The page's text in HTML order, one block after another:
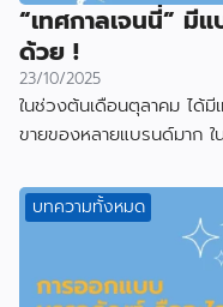
“เทศกาลเจนนี่” มี
ด้วย !
23/10/2025
ในช่วงต้นเดือนตุลาคม ได้
ขายของหลายแบรนด์มาก
บทความทั้งหมด